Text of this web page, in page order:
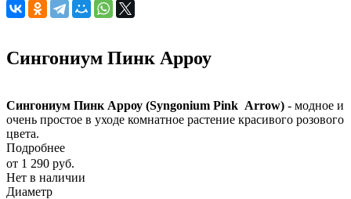
Сингониум Пинк Арроу
Сингониум Пинк Арроу (Syngonium Pink Arrow) - модное и
очень простое в уходе комнатное растение красивого розового
цвета.
Подробнее
от 1 290 руб.
Нет в наличии
Диаметр